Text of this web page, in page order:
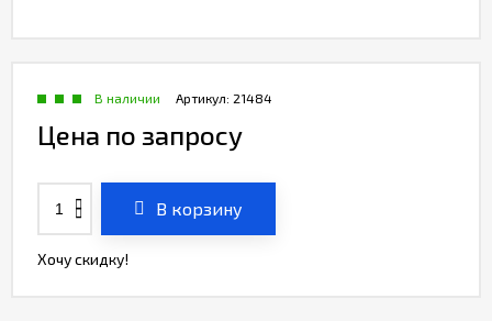
Артикул: 21484
В наличии
Цена по запросу
В корзину
Хочу скидку!